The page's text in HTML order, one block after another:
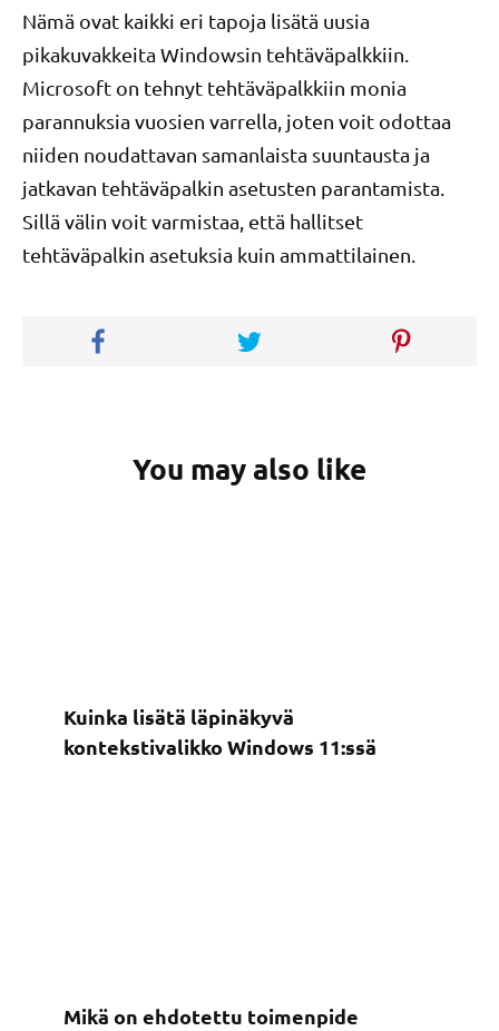
Nämä ovat kaikki eri tapoja lisätä uusia
pikakuvakkeita Windowsin tehtäväpalkkiin.
Microsoft on tehnyt tehtäväpalkkiin monia
parannuksia vuosien varrella, joten voit odottaa
niiden noudattavan samanlaista suuntausta ja
jatkavan tehtäväpalkin asetusten parantamista.
Sillä välin voit varmistaa, että hallitset
tehtäväpalkin asetuksia kuin ammattilainen.
You may also like
Kuinka lisätä läpinäkyvä
kontekstivalikko Windows 11:ssä
Mikä on ehdotettu toimenpide